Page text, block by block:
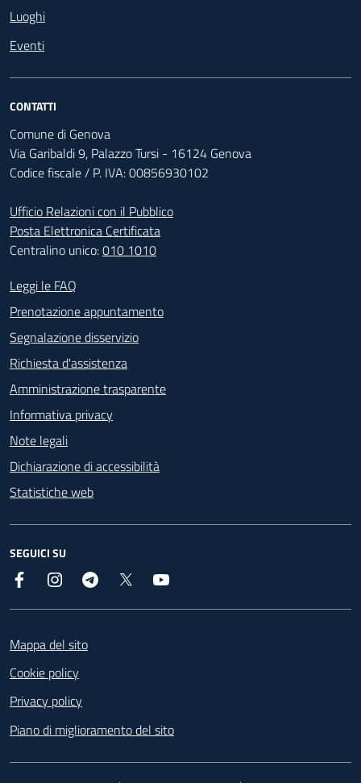
Luoghi
Eventi
CONTATTI
Comune di Genova
Via Garibaldi 9, Palazzo Tursi - 16124 Genova
Codice fiscale / P. IVA: 00856930102
Ufficio Relazioni con il Pubblico
Posta Elettronica Certificata
Centralino unico:010 1010
Footer - Contatti
Leggi le FAQ
Prenotazione appuntamento
Segnalazione disservizio
Richiesta d'assistenza
Amministrazione trasparente
Informativa privacy
Note legali
Dichiarazione di accessibilità
Statistiche web
SEGUICI SU
Facebook InstagramTelegram
Mappa del sito
Cookie policy
Privacy policy
Piano di miglioramento del sito